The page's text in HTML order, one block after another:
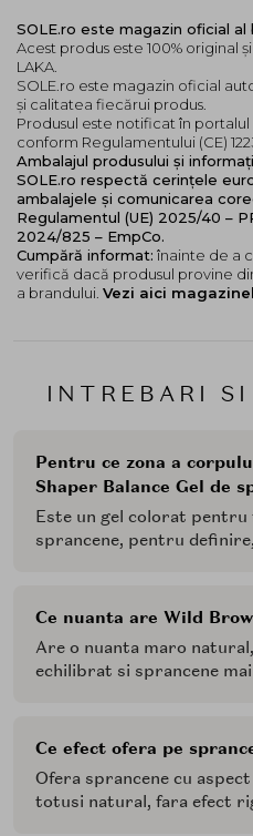
INTREBARI SI
Pentru ce zona a
Shaper Balance Gel de
Este un gel colorat
sprancene, pentru
Ce nuanta are Wild
Are o nuanta maro
echilibrat si sprancene
Ce efect ofera pe
Ofera sprancene cu
totusi natural, fara efect
SOLE.ro este magazin oficial al
Acest produs este 100% original
LAKA.
SOLE.ro este magazin oficial
și calitatea fiecărui produs.
Produsul este notificat în portalul
conform Regulamentului (CE)
Ambalajul produsului și
SOLE.ro respectă cerințele
ambalajele și comunicarea
Regulamentul (UE) 2025/40 –
2024/825 – EmpCo.
Cumpără informat: înainte de a
verifică dacă produsul provine
a brandului. Vezi aici